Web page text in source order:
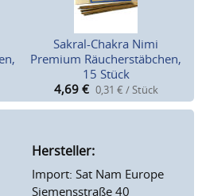
Sakral-Chakra Nimi
Premium Räucherstäbchen,
15 Stück
4,69 € 0,31 € / Stück
Hersteller:
Import: Sat Nam Europe
Siemensstraße 40